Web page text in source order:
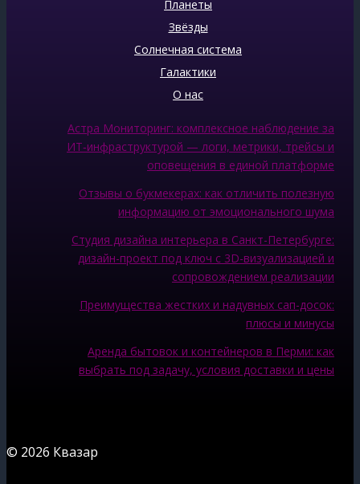
Планеты
Звёзды
Солнечная система
Галактики
О нас
Астра Мониторинг: комплексное наблюдение за
ИТ‑инфраструктурой — логи, метрики, трейсы и
оповещения в единой платформе
Отзывы о букмекерах: как отличить полезную
информацию от эмоционального шума
Студия дизайна интерьера в Санкт-Петербурге:
дизайн-проект под ключ с 3D-визуализацией и
сопровождением реализации
Преимущества жестких и надувных сап-досок:
плюсы и минусы
Аренда бытовок и контейнеров в Перми: как
выбрать под задачу, условия доставки и цены
© 2026 Квазар